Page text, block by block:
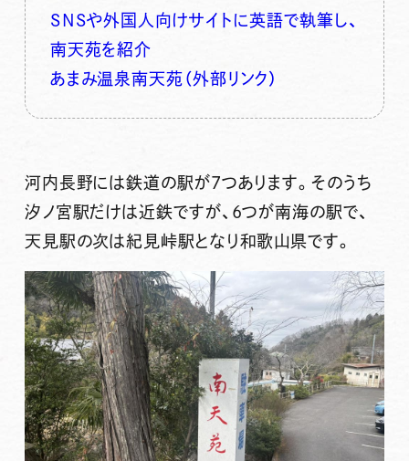
SNSや外国人向けサイトに英語で執筆し、
南天苑を紹介
あまみ温泉南天苑（外部リンク）
河内長野には鉄道の駅が7つあります。そのうち
汐ノ宮駅だけは近鉄ですが、6つが南海の駅で、
天見駅の次は紀見峠駅となり和歌山県です。